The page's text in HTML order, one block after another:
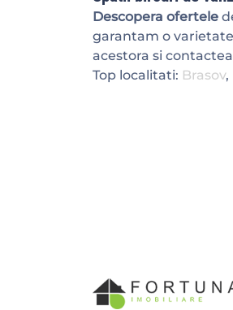
Descopera ofertele
garantam o
acestora si
Top localitati: Brasov,